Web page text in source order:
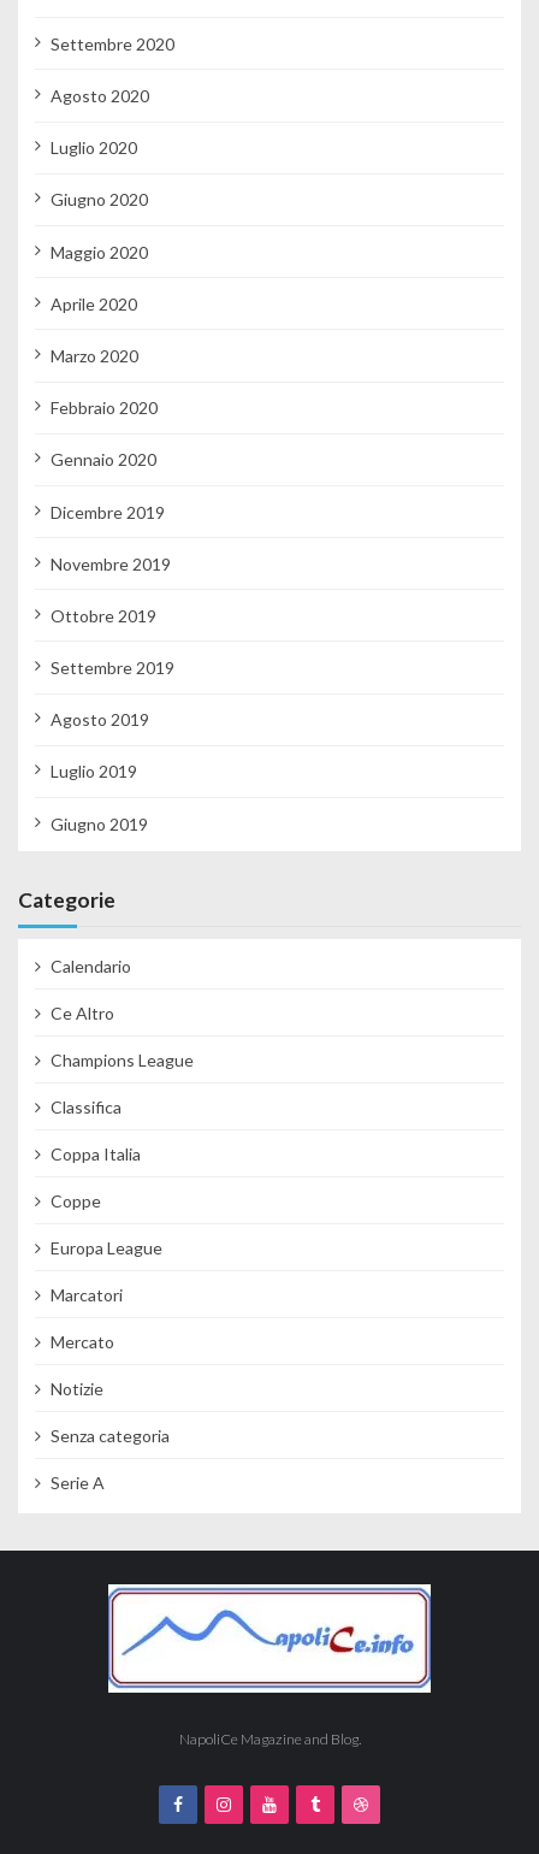
Settembre 2020
Agosto 2020
Luglio 2020
Giugno 2020
Maggio 2020
Aprile 2020
Marzo 2020
Febbraio 2020
Gennaio 2020
Dicembre 2019
Novembre 2019
Ottobre 2019
Settembre 2019
Agosto 2019
Luglio 2019
Giugno 2019
Categorie
Calendario
Ce Altro
Champions League
Classifica
Coppa Italia
Coppe
Europa League
Marcatori
Mercato
Notizie
Senza categoria
Serie A
NapoliCe Magazine and Blog.